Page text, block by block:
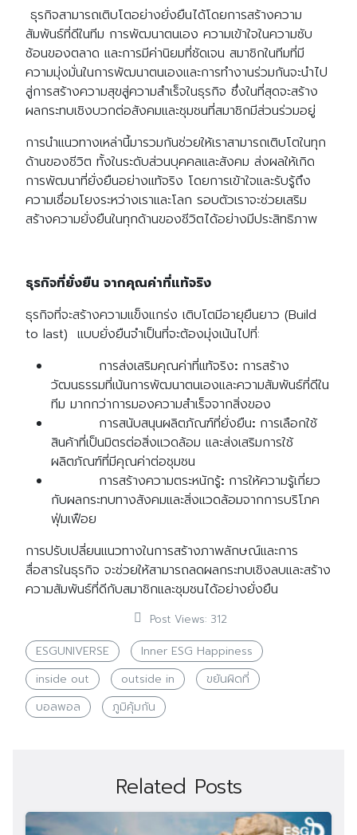
Search
for: Search
ธุรกิจสามารถเติบโตอย่างยั่งยืนได้โดยการสร้างความ
สัมพันธ์ที่ดีในทีม การพัฒนาตนเอง ความเข้าใจในความซับ
ซ้อนของตลาด และการมีค่านิยมที่ชัดเจน สมาชิกในทีมที่มี
ความมุ่งมั่นในการพัฒนาตนเองและการทำงานร่วมกันจะนำไป
สู่การสร้างความสุขสู่ความสำเร็จในธุรกิจ ซึ่งในที่สุดจะสร้าง
ผลกระทบเชิงบวกต่อสังคมและชุมชนที่สมาชิกมีส่วนร่วมอยู่
การนำแนวทางเหล่านี้มารวมกันช่วยให้เราสามารถเติบโตในทุก
ด้านของชีวิต ทั้งในระดับส่วนบุคคลและสังคม ส่งผลให้เกิด
การพัฒนาที่ยั่งยืนอย่างแท้จริง โดยการเข้าใจและรับรู้ถึง
ความเชื่อมโยงระหว่างเราและโลก รอบตัวเราจะช่วยเสริม
สร้างความยั่งยืนในทุกด้านของชีวิตได้อย่างมีประสิทธิภาพ
ธุรกิจที่ยั่งยืน จากคุณค่าที่แท้จริง
ธุรกิจที่จะสร้างความแข็งแกร่ง เติบโตมีอายุยืนยาว (Build
to last) แบบยั่งยืนจำเป็นที่จะต้องมุ่งเน้นไปที่:
การส่งเสริมคุณค่าที่แท้จริง: การสร้าง
วัฒนธรรมที่เน้นการพัฒนาตนเองและความสัมพันธ์ที่ดีใน
ทีม มากกว่าการมองความสำเร็จจากสิ่งของ
การสนับสนุนผลิตภัณฑ์ที่ยั่งยืน: การเลือกใช้
สินค้าที่เป็นมิตรต่อสิ่งแวดล้อม และส่งเสริมการใช้
ผลิตภัณฑ์ที่มีคุณค่าต่อชุมชน
การสร้างความตระหนักรู้: การให้ความรู้เกี่ยว
กับผลกระทบทางสังคมและสิ่งแวดล้อมจากการบริโภค
ฟุ่มเฟือย
การปรับเปลี่ยนแนวทางในการสร้างภาพลักษณ์และการ
สื่อสารในธุรกิจ จะช่วยให้สามารถลดผลกระทบเชิงลบและสร้าง
ความสัมพันธ์ที่ดีกับสมาชิกและชุมชนได้อย่างยั่งยืน
Post Views: 312
ESGUNIVERSE
Inner ESG Happiness
inside out
outside in
ขยันผิดที่
บอลพอล
ภูมิคุ้มกัน
Related Posts